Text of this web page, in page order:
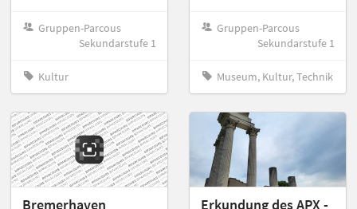
Gruppen-Parcous
Sekundarstufe 1
Kultur
Gruppen-Parcous
Sekundarstufe 1
Museum, Kultur, Technik
Bremerhaven
Erkundung des APX -